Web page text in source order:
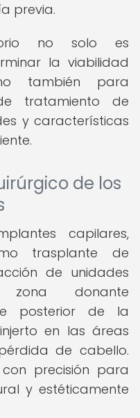
previa.
no solo es
la viabilidad
también para
tratamiento de
y características
de los
capilares,
trasplante de
de unidades
donante
posterior de la
en las áreas
de cabello.
precisión para
y estéticamente